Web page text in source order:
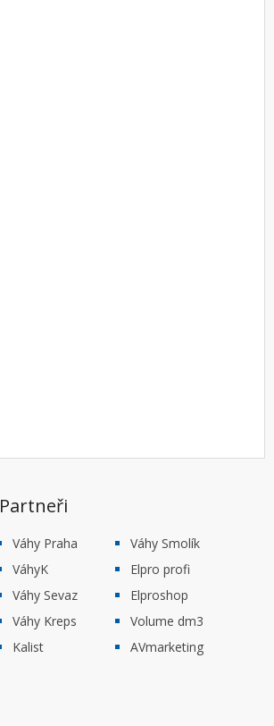
Partneři
Váhy Praha
VáhyK
Váhy Sevaz
Váhy Kreps
Kalist
Váhy Smolík
Elpro profi
Elproshop
Volume dm3
AVmarketing